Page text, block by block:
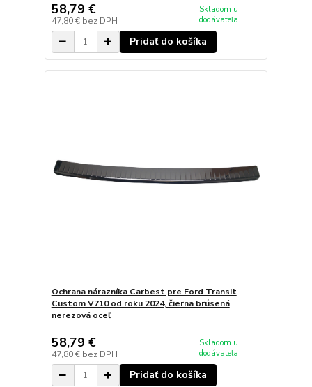
58,79 €
47,80 € bez DPH
Skladom u
dodávateľa
Pridať do košíka
Ochrana nárazníka Carbest pre Ford Transit
Custom V710 od roku 2024, čierna brúsená
nerezová oceľ
58,79 €
47,80 € bez DPH
Skladom u
dodávateľa
Pridať do košíka